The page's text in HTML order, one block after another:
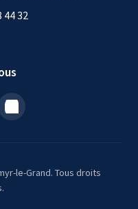
44 32
le-Grand. Tous droits